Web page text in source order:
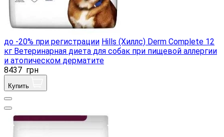
до -20% при регистрации Hills (Хиллс) Derm Complete 12
кг Ветеринарная диета для собак при пищевой аллергии
и атопическом дерматите
8437 грн
Купить